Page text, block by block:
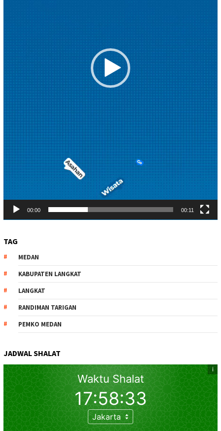
00:00 00:11
TAG
MEDAN
KABUPATEN LANGKAT
LANGKAT
RANDIMAN TARIGAN
PEMKO MEDAN
JADWAL SHALAT